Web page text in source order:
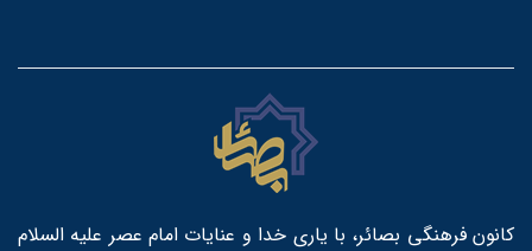
کانون فرهنگی بصائر، با یاری خدا و عنایات امام عصر علیه السلام